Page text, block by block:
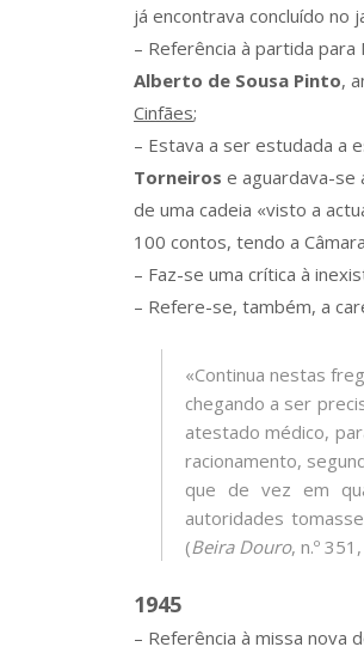
já encontrava concluído no
– Referência à partida
Alberto de Sousa Pinto,
Cinfães;
– Estava a ser estudada a
Torneiros e aguardava-se
de uma cadeia «visto a
100 contos, tendo a
– Faz-se uma crítica à
– Refere-se, também, a
«Continua nestas
chegando a ser
atestado médico,
racionamento,
que de vez em
autoridades
(Beira Douro, n.º
1945
– Referência à missa nova